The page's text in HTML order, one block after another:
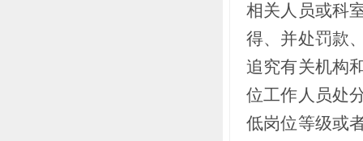
相关人员或科
得、并处罚款
追究有关机构
位工作人员处
低岗位等级或